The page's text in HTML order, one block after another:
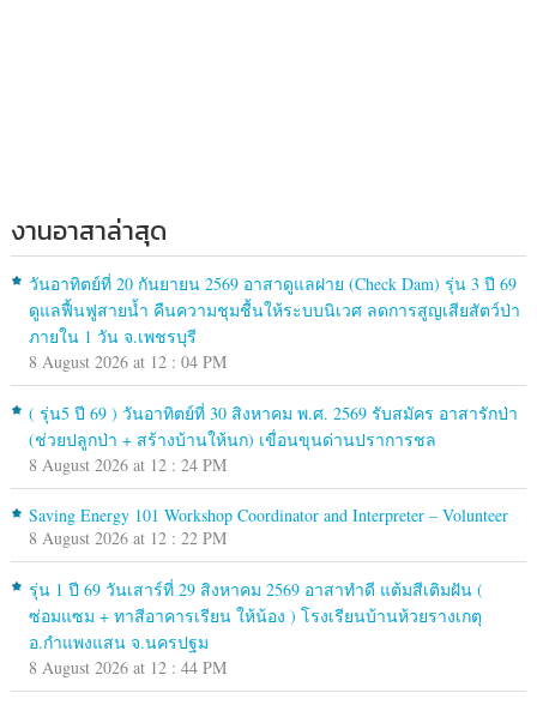
งานอาสาล่าสุด
วันอาทิตย์ที่ 20 กันยายน 2569 อาสาดูแลฝาย (Check Dam) รุ่น 3 ปี 69
ดูแลฟื้นฟูสายน้ำ คืนความชุมชื้นให้ระบบนิเวศ ลดการสูญเสียสัตว์ป่า
ภายใน 1 วัน จ.เพชรบุรี
8 August 2026 at 12 : 04 PM
( รุ่น5 ปี 69 ) วันอาทิตย์ที่ 30 สิงหาคม พ.ศ. 2569 รับสมัคร อาสารักป่า
(ช่วยปลูกป่า + สร้างบ้านให้นก) เขื่อนขุนด่านปราการชล
8 August 2026 at 12 : 24 PM
Saving Energy 101 Workshop Coordinator and Interpreter – Volunteer
8 August 2026 at 12 : 22 PM
รุ่น 1 ปี 69 วันเสาร์ที่ 29 สิงหาคม 2569 อาสาทำดี แต้มสีเติมฝัน (
ซ่อมแซม + ทาสีอาคารเรียน ให้น้อง ) โรงเรียนบ้านห้วยรางเกตุ
อ.กำแพงแสน จ.นครปฐม
8 August 2026 at 12 : 44 PM